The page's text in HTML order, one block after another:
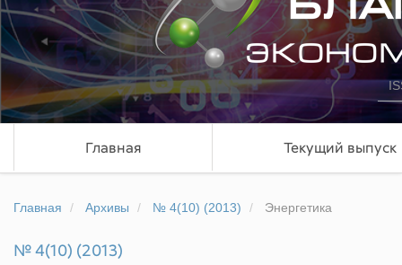
Главная Текущий выпуск
Главная Архивы № 4(10) (2013) Энергетика
№ 4(10) (2013)